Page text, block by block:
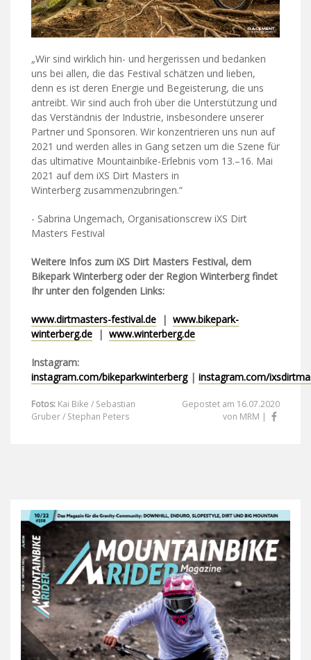
„Wir sind wirklich hin- und hergerissen und bedanken
uns bei allen, die das Festival schätzen und lieben,
denn es ist deren Energie und Begeisterung, die uns
antreibt. Wir sind auch froh über die Unterstützung und
das Verständnis der Industrie, insbesondere unserer
Partner und Sponsoren. Wir konzentrieren uns nun auf
2021 und werden alles in Gang setzen um die Szene für
das ultimative Mountainbike-Erlebnis vom 13.–16. Mai
2021 auf dem iXS Dirt Masters in
Winterberg zusammenzubringen.“
- Sabrina Ungemach, Organisationscrew iXS Dirt
Masters Festival
Weitere Infos zum iXS Dirt Masters Festival, dem
Bikepark Winterberg oder der Region Winterberg findet
Ihr unter den folgenden Links:
www.dirtmasters-festival.de | www.bikepark-
winterberg.de | www.winterberg.de
Instagram:
instagram.com/bikeparkwinterberg| instagram.com/
Fotos: Kai Bike / Sebastian
Gruber / Stephan Peters
Gepostet am 16.07.2020
von MRM |